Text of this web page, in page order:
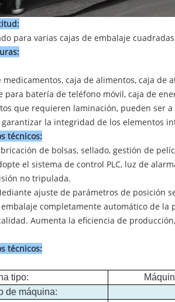
para varias cajas de embalaje
medicamentos, caja de alimentos, caja de
para batería de teléfono móvil, caja de
que requieren laminación, pueden ser
la integridad de los elementos
técnicos:
de bolsas, sellado, gestión de
el sistema de control PLC, luz de
no tripulada.
ajuste de parámetros de posición
embalaje completamente automático de
Aumenta la eficiencia de
técnicos:
tipo:
de máquina: